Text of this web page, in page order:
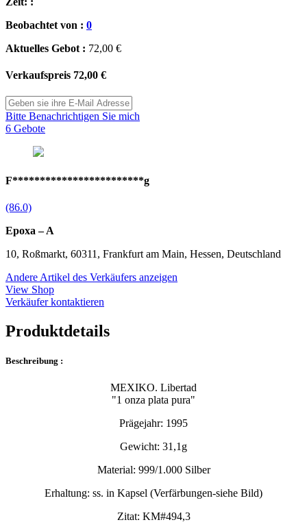
Beobachtet von : 0
Aktuelles Gebot : 72,00 €
Verkaufspreis 72,00 €
Bitte Benachrichtigen Sie mich
6 Gebote
F************************g
(86.0)
Epoxa – A
10, Roßmarkt, 60311, Frankfurt am Main, Hessen, Deutschland
Andere Artikel des Verkäufers anzeigen
View Shop
Verkäufer kontaktieren
Produktdetails
Beschreibung :
MEXIKO. Libertad
"1 onza plata pura"
Prägejahr: 1995
Gewicht: 31,1g
Material: 999/1.000 Silber
Erhaltung: ss. in Kapsel (Verfärbungen-siehe Bild)
Zitat: KM#494,3